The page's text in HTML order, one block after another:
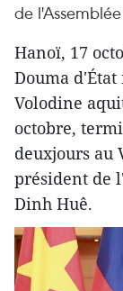
de
Hanoï, 17
Douma
Volodine
octobre,
deuxjours au
président de
Dinh Huê.